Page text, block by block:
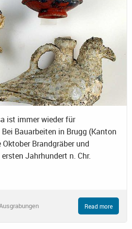
ist immer wieder für
Bauarbeiten in Brugg (Kanton
Brandgräber und
Jahrhundert n. Chr.
Read more